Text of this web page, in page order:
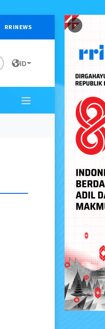
×
RRINEWS
ID